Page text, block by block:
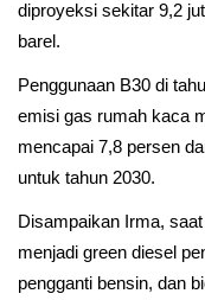
diproyeksi sekitar 9,2
barel.
Penggunaan B30 di
emisi gas rumah kaca
mencapai 7,8 persen
untuk tahun 2030.
Disampaikan Irma,
menjadi green diesel
pengganti bensin, dan